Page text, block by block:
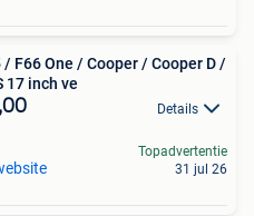
/ F66 One / Cooper / Cooper D /
17 inch ve
Details
Topadvertentie
31 jul 26